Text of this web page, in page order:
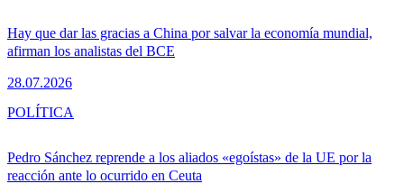
Hay que dar las gracias a China por salvar la economía mundial,
afirman los analistas del BCE
28.07.2026
Pedro Sánchez reprende a los aliados «egoístas» de la UE por la
reacción ante lo ocurrido en Ceuta
POLÍTICA